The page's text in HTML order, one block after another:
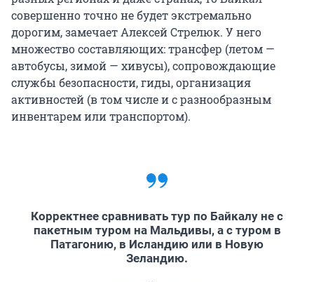
совершенно точно не будет экстремально
дорогим, замечает Алексей Стрелюк. У него
множество составляющих: трансфер (летом —
автобусы, зимой — хивусы), сопровождающие
службы безопасности, гиды, организация
активностей (в том числе и с разнообразным
инвентарем или транспортом).
Корректнее сравнивать тур по Байкалу не с
пакетным туром на Мальдивы, а с туром в
Патагонию, в Исландию или в Новую
Зеландию.